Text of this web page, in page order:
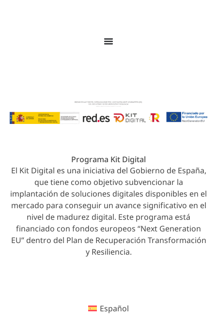
Programa Kit Digital
El Kit Digital es una iniciativa del Gobierno de España,
que tiene como objetivo subvencionar la
implantación de soluciones digitales disponibles en el
mercado para conseguir un avance significativo en el
nivel de madurez digital. Este programa está
financiado con fondos europeos “Next Generation
EU” dentro del Plan de Recuperación Transformación
y Resiliencia.
Español